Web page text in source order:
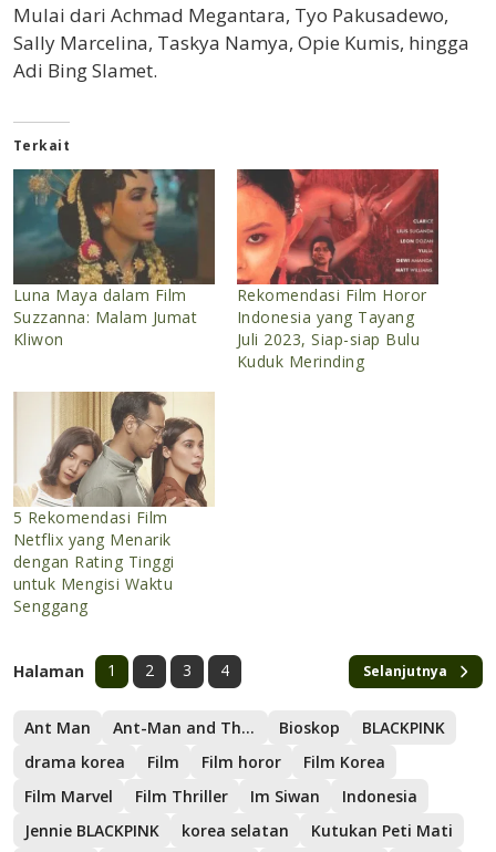
Mulai dari Achmad Megantara, Tyo Pakusadewo,
Sally Marcelina, Taskya Namya, Opie Kumis, hingga
Adi Bing Slamet.
Terkait
Luna Maya dalam Film
Suzzanna: Malam Jumat
Kliwon
Rekomendasi Film Horor
Indonesia yang Tayang
Juli 2023, Siap-siap Bulu
Kuduk Merinding
5 Rekomendasi Film
Netflix yang Menarik
dengan Rating Tinggi
untuk Mengisi Waktu
Senggang
Halaman 1 2 3 4 Selanjutnya
Ant Man Ant-Man and The Wasp: Quantumania Bioskop
BLACKPINK
drama korea
Film Film horor
Film Korea
Film Marvel
Film Thriller Im Siwan
Indonesia
Jennie BLACKPINK
korea selatan
Kutukan Peti Mati